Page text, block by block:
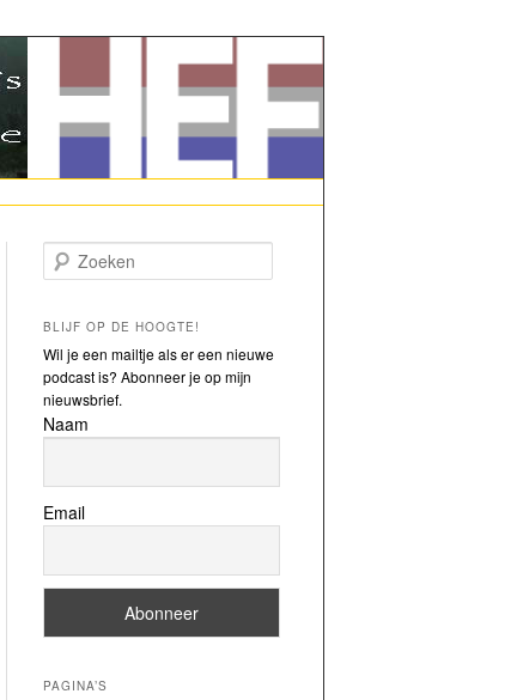
Zoeken
BLIJF OP DE HOOGTE!
Wil je een mailtje als er een nieuwe
podcast is? Abonneer je op mijn
nieuwsbrief.
Naam
Email
PAGINA’S